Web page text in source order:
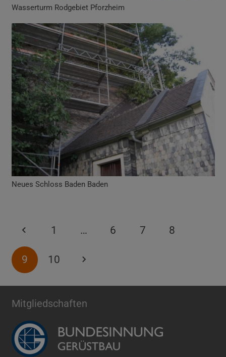
Wasserturm Rodgebiet Pforzheim
Neues Schloss Baden Baden
1 … 6 7 8
9 10
Mitgliedschaften